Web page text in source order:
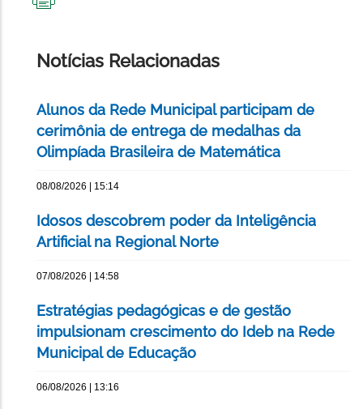
Notícias Relacionadas
Alunos da Rede Municipal participam de
cerimônia de entrega de medalhas da
Olimpíada Brasileira de Matemática
08/08/2026 | 15:14
Idosos descobrem poder da Inteligência
Artificial na Regional Norte
07/08/2026 | 14:58
Estratégias pedagógicas e de gestão
impulsionam crescimento do Ideb na Rede
Municipal de Educação
06/08/2026 | 13:16